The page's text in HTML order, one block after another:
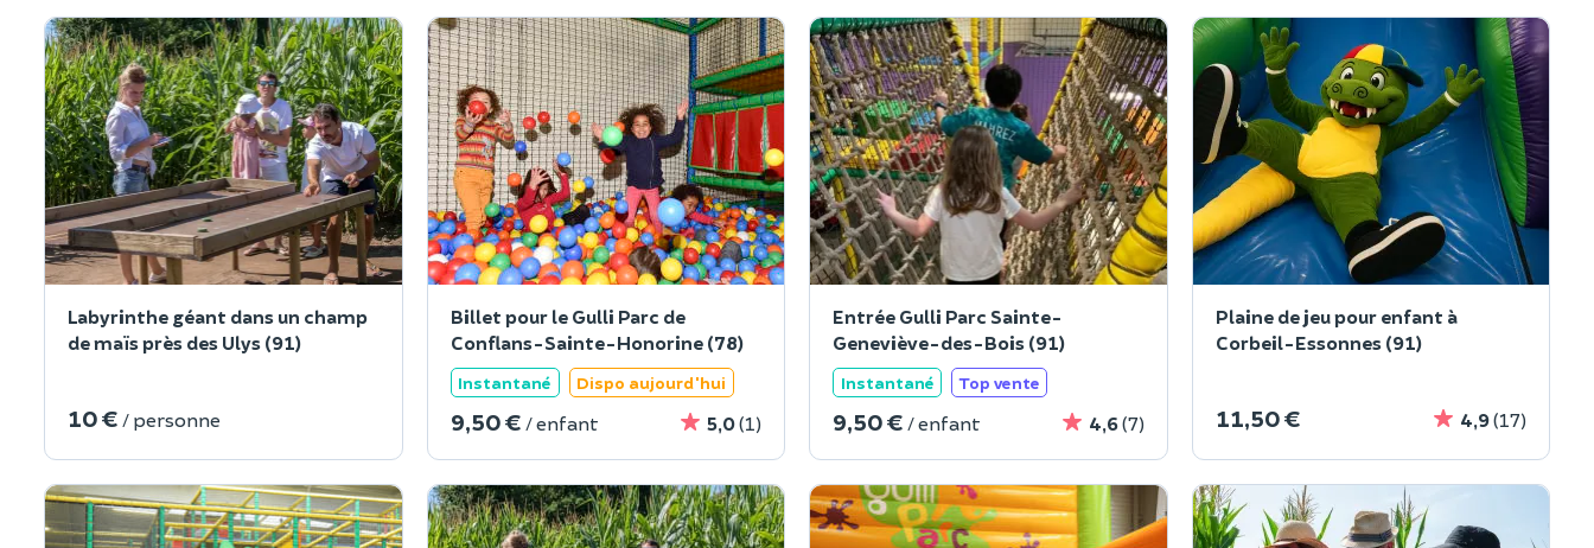
Labyrinthe géant dans un champ
de maïs près des Ulys (91)
10 € / personne
Billet pour le Gulli Parc de
Conflans-Sainte-Honorine (78)
Instantané Dispo aujourd'hui
9,50 € / enfant 5,0(1)
Entrée Gulli Parc Sainte-
Geneviève-des-Bois (91)
Instantané Top vente
9,50 € / enfant 4,6(7)
Plaine de jeu pour enfant à
Corbeil-Essonnes (91)
11,50 € 4,9(17)